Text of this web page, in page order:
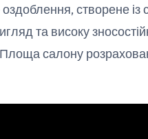
створене із
та високу
салону